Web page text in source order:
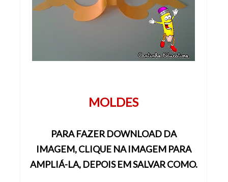
MOLDES
PARA FAZER DOWNLOAD DA
IMAGEM,CLIQUE NA IMAGEM PARA
AMPLIÁ-LA, DEPOIS EM SALVAR COMO.